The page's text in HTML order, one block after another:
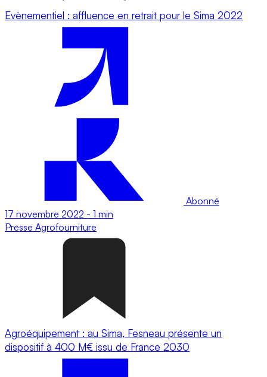
Evènementiel : affluence en retrait pour le Sima 2022
Abonné
17 novembre 2022 - 1 min
Presse Agrofourniture
Agroéquipement : au Sima, Fesneau présente un
dispositif à 400 M€ issu de France 2030